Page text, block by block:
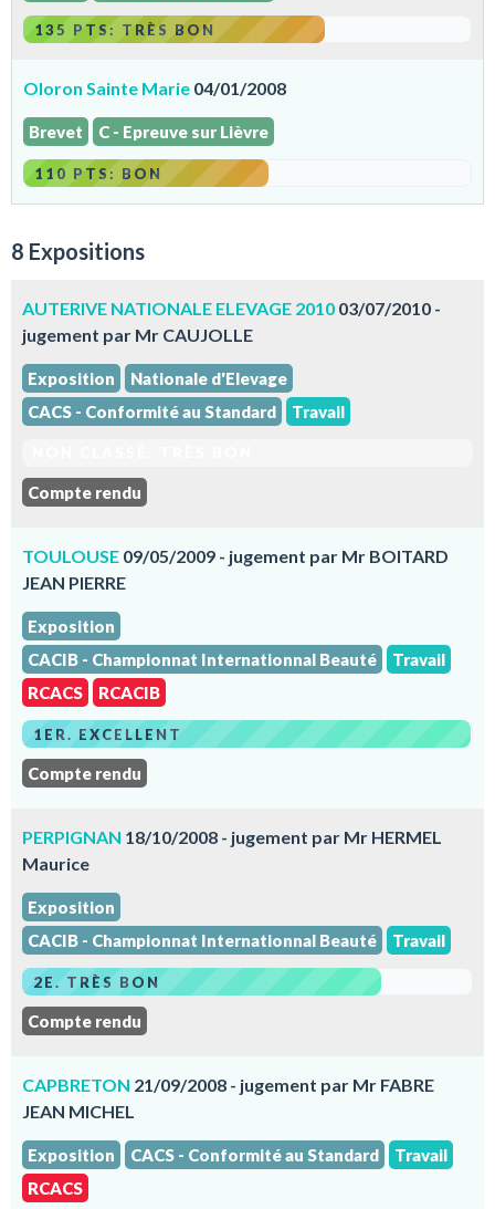
135 PTS: TRÈS BON
Oloron Sainte Marie 04/01/2008
Brevet C - Epreuve sur Lièvre
110 PTS: BON
8 Expositions
AUTERIVE NATIONALE ELEVAGE 2010 03/07/2010 -
jugement par Mr CAUJOLLE
Exposition
Nationale d'Elevage
CACS - Conformité au Standard
Travail
Compte rendu
TOULOUSE 09/05/2009 - jugement par Mr BOITARD
JEAN PIERRE
Exposition
CACIB - Championnat Internationnal Beauté
Travail
RCACS
RCACIB
1ER. EXCELLENT
Compte rendu
PERPIGNAN 18/10/2008 - jugement par Mr HERMEL
Maurice
Exposition
CACIB - Championnat Internationnal Beauté
Travail
2E. TRÈS BON
Compte rendu
CAPBRETON 21/09/2008 - jugement par Mr FABRE
JEAN MICHEL
Exposition CACS - Conformité au Standard
Travail
RCACS